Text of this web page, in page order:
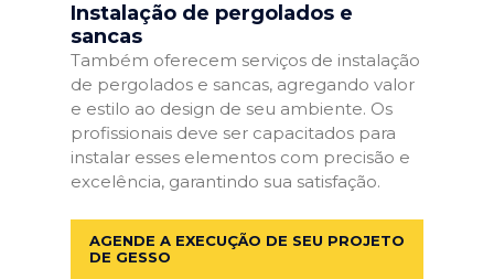
Instalação de pergolados e
sancas
Também oferecem serviços de instalação
de pergolados e sancas, agregando valor
e estilo ao design de seu ambiente. Os
profissionais deve ser capacitados para
instalar esses elementos com precisão e
excelência, garantindo sua satisfação.
AGENDE A EXECUÇÃO DE SEU PROJETO
DE GESSO